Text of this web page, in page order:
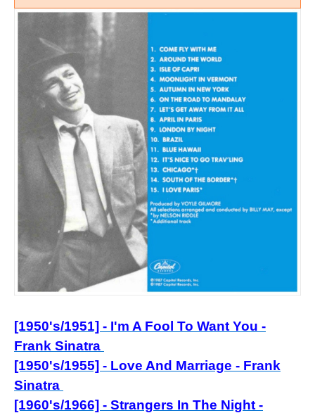
[1950's/1951] - I'm A Fool To Want You -
Frank Sinatra
[1950's/1955] - Love And Marriage - Frank
Sinatra
[1960's/1966] - Strangers In The Night -